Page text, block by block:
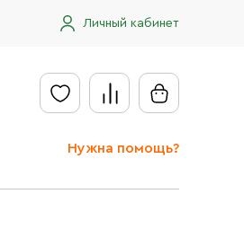
Личный кабинет
Нужна помощь?
Отправить заявку